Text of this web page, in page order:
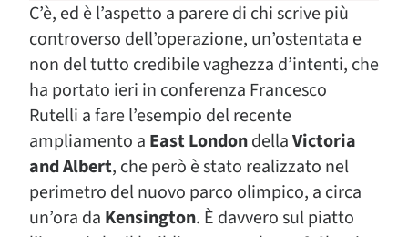
C’è, ed è l’aspetto a parere di chi scrive più
controverso dell’operazione, un’ostentata e
non del tutto credibile vaghezza d’intenti, che
ha portato ieri in conferenza Francesco
Rutelli a fare l’esempio del recente
ampliamento a East LondondellaVictoria
and Albert, che però è stato realizzato nel
perimetro del nuovo parco olimpico, a circa
un’ora da Kensington. È davvero sul piatto